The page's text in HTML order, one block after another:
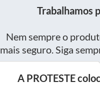
Trabalhamos
Nem sempre o
mais seguro. Siga
A PROTESTE